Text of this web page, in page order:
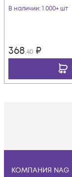
В наличии: 1 000+ шт
368,40 ₽
КОМПАНИЯ NAG